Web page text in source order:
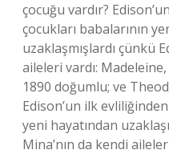
çocuğu vardır?
çocukları babalarının
uzaklaşmışlardı çünkü
aileleri vardı:
1890 doğumlu; ve
Edison’un ilk
yeni hayatından
Mina’nın da kendi